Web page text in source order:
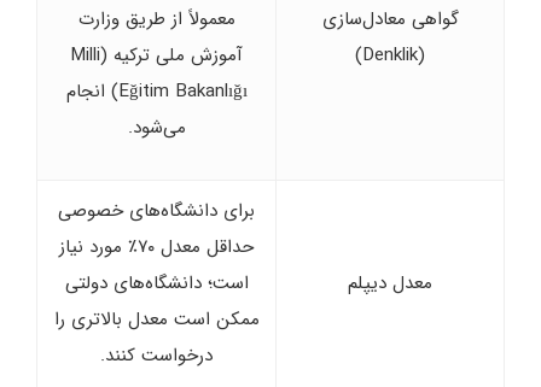
گواهی معادل‌سازی
(Denklik)
معمولاً از طریق وزارت
آموزش ملی ترکیه (Milli
Eğitim Bakanlığı) انجام
می‌شود.
معدل دیپلم
برای دانشگاه‌های خصوصی
حداقل معدل ۷۰٪ مورد نیاز
است؛ دانشگاه‌های دولتی
ممکن است معدل بالاتری را
درخواست کنند.